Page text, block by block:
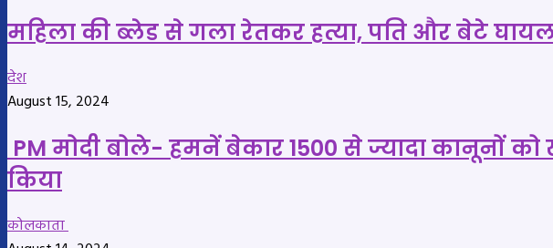
महिला की ब्लेड से गला रेतकर हत्या, पति और बेटे
देश
August 15, 2024
PM मोदी बोले- हमनें बेकार 1500 से ज्यादा कानूनों
किया
कोलकाता